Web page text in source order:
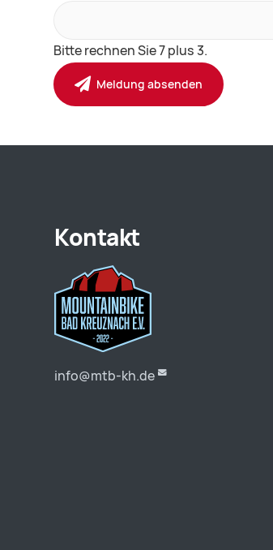
Bitte rechnen Sie 7 plus 3.
Meldung absenden
Kontakt
info@mtb-kh.de